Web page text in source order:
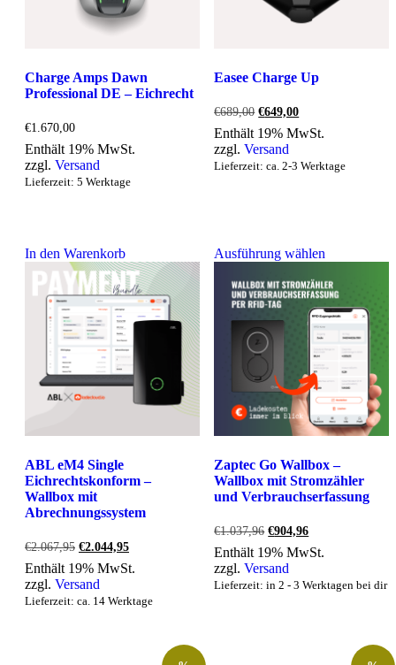
Charge Amps Dawn
Professional DE – Eichrecht
€1.670,00
Enthält 19% MwSt.
zzgl. Versand
Lieferzeit: 5 Werktage
Easee Charge Up
€689,00 Ursprünglicher
war:
€689,00
€649,00Aktueller
ist:
Enthält 19% MwSt.
zzgl.Versand
Lieferzeit: ca. 2-3 Werktage
In den Warenkorb
ABL eM4 Single
Eichrechtskonform –
Wallbox mit
Abrechnungssystem
€2.067,95 Ursprünglicher
Preis
war:
€2.067,95
€2.044,95Aktueller
ist:
Enthält 19% MwSt.
zzgl. Versand
Lieferzeit: ca. 14 Werktage
Ausführung wählen
Zaptec Go Wallbox –
Wallbox mit Stromzähler
und Verbrauchserfassung
€1.037,96 Ursprünglicher
Preis
war:
€1.037,96
€904,96Aktueller
Preis
ist:
Enthält 19% MwSt.
zzgl.Versand
Lieferzeit: in 2 - 3 Werktagen bei dir